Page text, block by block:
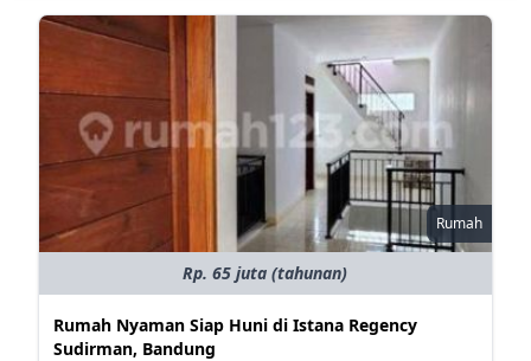
Rumah
Rp. 65 juta (tahunan)
Rumah Nyaman Siap Huni di Istana Regency
Sudirman, Bandung